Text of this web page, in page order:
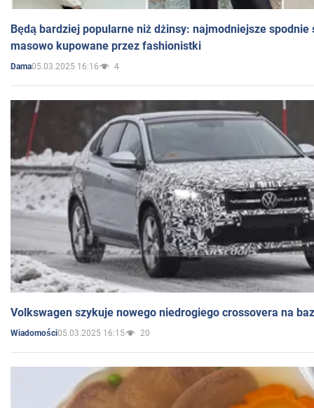
Będą bardziej popularne niż dżinsy: najmodniejsze spodnie
masowo kupowane przez fashionistki
Dama05.03.2025 16:16 4
Volkswagen szykuje nowego niedrogiego crossovera na
Wiadomości05.03.2025 16:15 20